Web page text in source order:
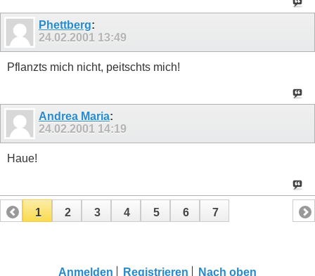
Phettberg:
24.02.2001 13:49
Pflanzts mich nicht, peitschts mich!
Andrea Maria:
24.02.2001 14:19
Haue!
1 2 3 4 5 6 7
Anmelden Registrieren Nach oben